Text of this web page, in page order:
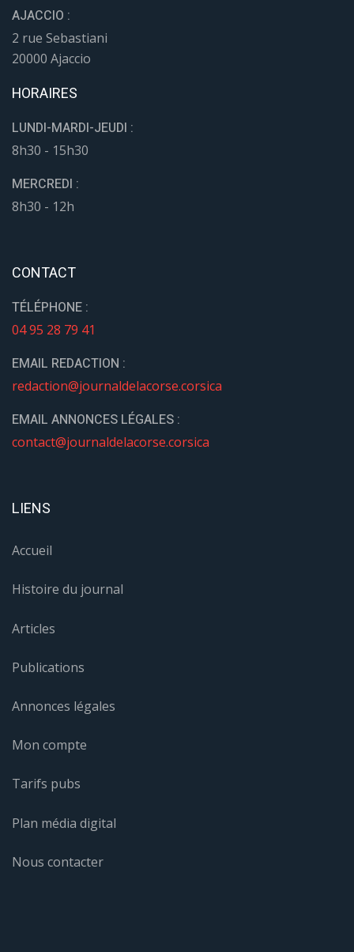
AJACCIO :
2 rue Sebastiani
20000 Ajaccio
HORAIRES
LUNDI-MARDI-JEUDI :
8h30 - 15h30
MERCREDI :
8h30 - 12h
CONTACT
TÉLÉPHONE :
04 95 28 79 41
EMAIL REDACTION :
redaction@journaldelacorse.corsica
EMAIL ANNONCES LÉGALES :
contact@journaldelacorse.corsica
LIENS
Accueil
Histoire du journal
Articles
Publications
Annonces légales
Mon compte
Tarifs pubs
Plan média digital
Nous contacter